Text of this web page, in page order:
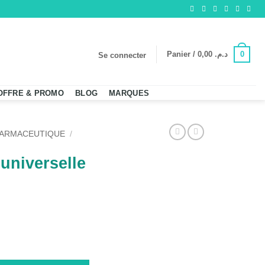
Se connecter Panier / د.م. 0
& PROMO BLOG MARQUES
/
Periform